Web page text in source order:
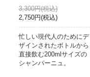
3,300円(税込)
2,750円(税込)
忙しい現代人のためにデ
ザインされたボトルから
直接飲む200mlサイズの
シャンパーニュ。